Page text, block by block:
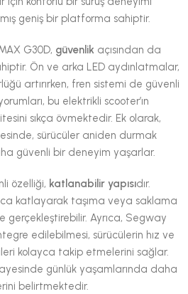
geniş bir platforma sahiptir.
G30D, güvenlik açısından da
Ön ve arka LED aydınlatmalar,
artırırken, fren sistemi de güvenli
bu elektrikli scooter’ın
sıkça övmektedir. Ek olarak,
sürücüler aniden durmak
güvenli bir deneyim yaşarlar.
özelliği, katlanabilir yapısıdır.
katlayarak taşıma veya saklama
gerçekleştirebilir. Ayrıca, Segway
edilebilmesi, sürücülerin hız ve
kolayca takip etmelerini sağlar.
günlük yaşamlarında daha
belirtmektedir.